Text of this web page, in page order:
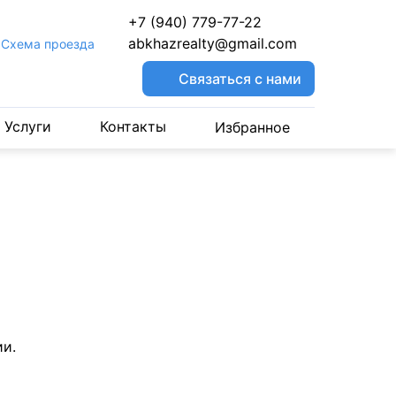
Cхема проезда
+7 (940) 779-77-22
abkhazrealty@gmail.com
Связаться с нами
Услуги Контакты Избранное